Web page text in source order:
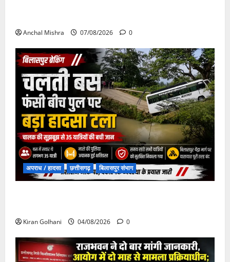
Anchal Mishra 07/08/2026 0
अपराध / हादसा छत्तीसगढ़ बिलासपुर संभाग
Kiran Golhani 04/08/2026 0